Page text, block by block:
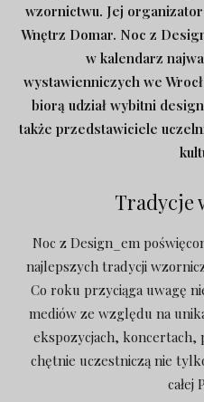
wzornictwu. Jej
Wnętrz Domar. Noc z
w kalendarz
wystawienniczych we
biorą udział wybitni
także przedstawiciele
Tradycje
Noc z Design_em
najlepszych tradycji
Co roku przyciąga uwagę
mediów ze względu na
ekspozycjach, koncertach,
chętnie uczestniczą nie
całej